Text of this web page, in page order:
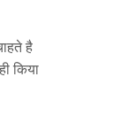
है
किया